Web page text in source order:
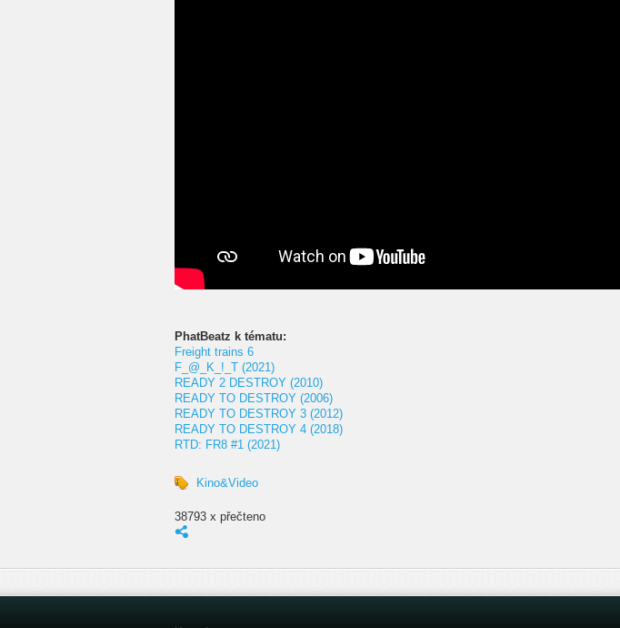
PhatBeatz k tématu:
Freight trains 6
F_@_K_!_T (2021)
READY 2 DESTROY (2010)
READY TO DESTROY (2006)
READY TO DESTROY 3 (2012)
READY TO DESTROY 4 (2018)
RTD: FR8 #1 (2021)
Kino&Video
38793 x přečteno